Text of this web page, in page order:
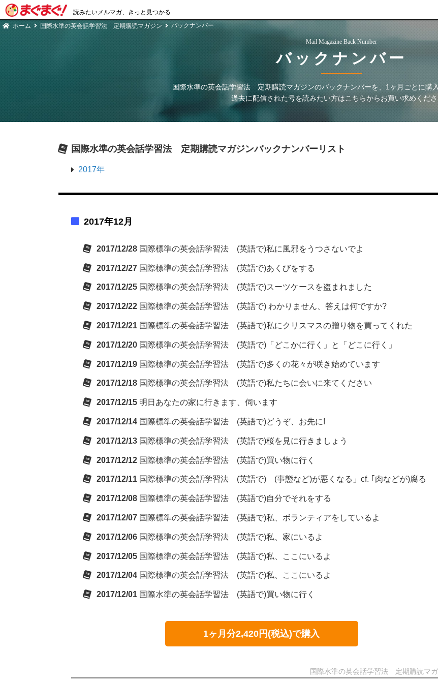
読みたいメルマガ、きっと見つかる
ホーム 国際水準の英会話学習法 定期購読マガジン バックナンバー
Mail Magazine Back Number
バックナンバー
国際水準の英会話学習法 定期購読マガジンのバックナンバーを、1ヶ月ごとに購
過去に配信された号を読みたい方はこちらからお買い求めくださ
国際水準の英会話学習法 定期購読マガジンバックナンバーリスト
2017年
2017年12月
2017/12/28 国際標準の英会話学習法 (英語で)私に風邪をうつさないでよ
2017/12/27 国際標準の英会話学習法 (英語で)あくびをする
2017/12/25 国際標準の英会話学習法 (英語で)スーツケースを盗まれました
2017/12/22 国際標準の英会話学習法 (英語で) わかりません、答えは何ですか?
2017/12/21 国際標準の英会話学習法 (英語で)私にクリスマスの贈り物を買ってくれた
2017/12/20 国際標準の英会話学習法 (英語で)「どこかに行く」と「どこに行く」
2017/12/19 国際標準の英会話学習法 (英語で)多くの花々が咲き始めています
2017/12/18 国際標準の英会話学習法 (英語で)私たちに会いに来てください
2017/12/15 明日あなたの家に行きます、伺います
2017/12/14 国際標準の英会話学習法 (英語で)どうぞ、お先に!
2017/12/13 国際標準の英会話学習法 (英語で)桜を見に行きましょう
2017/12/12 国際標準の英会話学習法 (英語で)買い物に行く
2017/12/11 国際標準の英会話学習法 (英語で) (事態など)が悪くなる」cf. ｢肉などが)腐る
2017/12/08 国際標準の英会話学習法 (英語で)自分でそれをする
2017/12/07 国際標準の英会話学習法 (英語で)私、ボランティアをしているよ
2017/12/06 国際標準の英会話学習法 (英語で)私、家にいるよ
2017/12/05 国際標準の英会話学習法 (英語で)私、ここにいるよ
2017/12/04 国際標準の英会話学習法 (英語で)私、ここにいるよ
2017/12/01 国際水準の英会話学習法 (英語で)買い物に行く
1ヶ月分2,420円(税込)で購入
国際水準の英会話学習法 定期購読マ